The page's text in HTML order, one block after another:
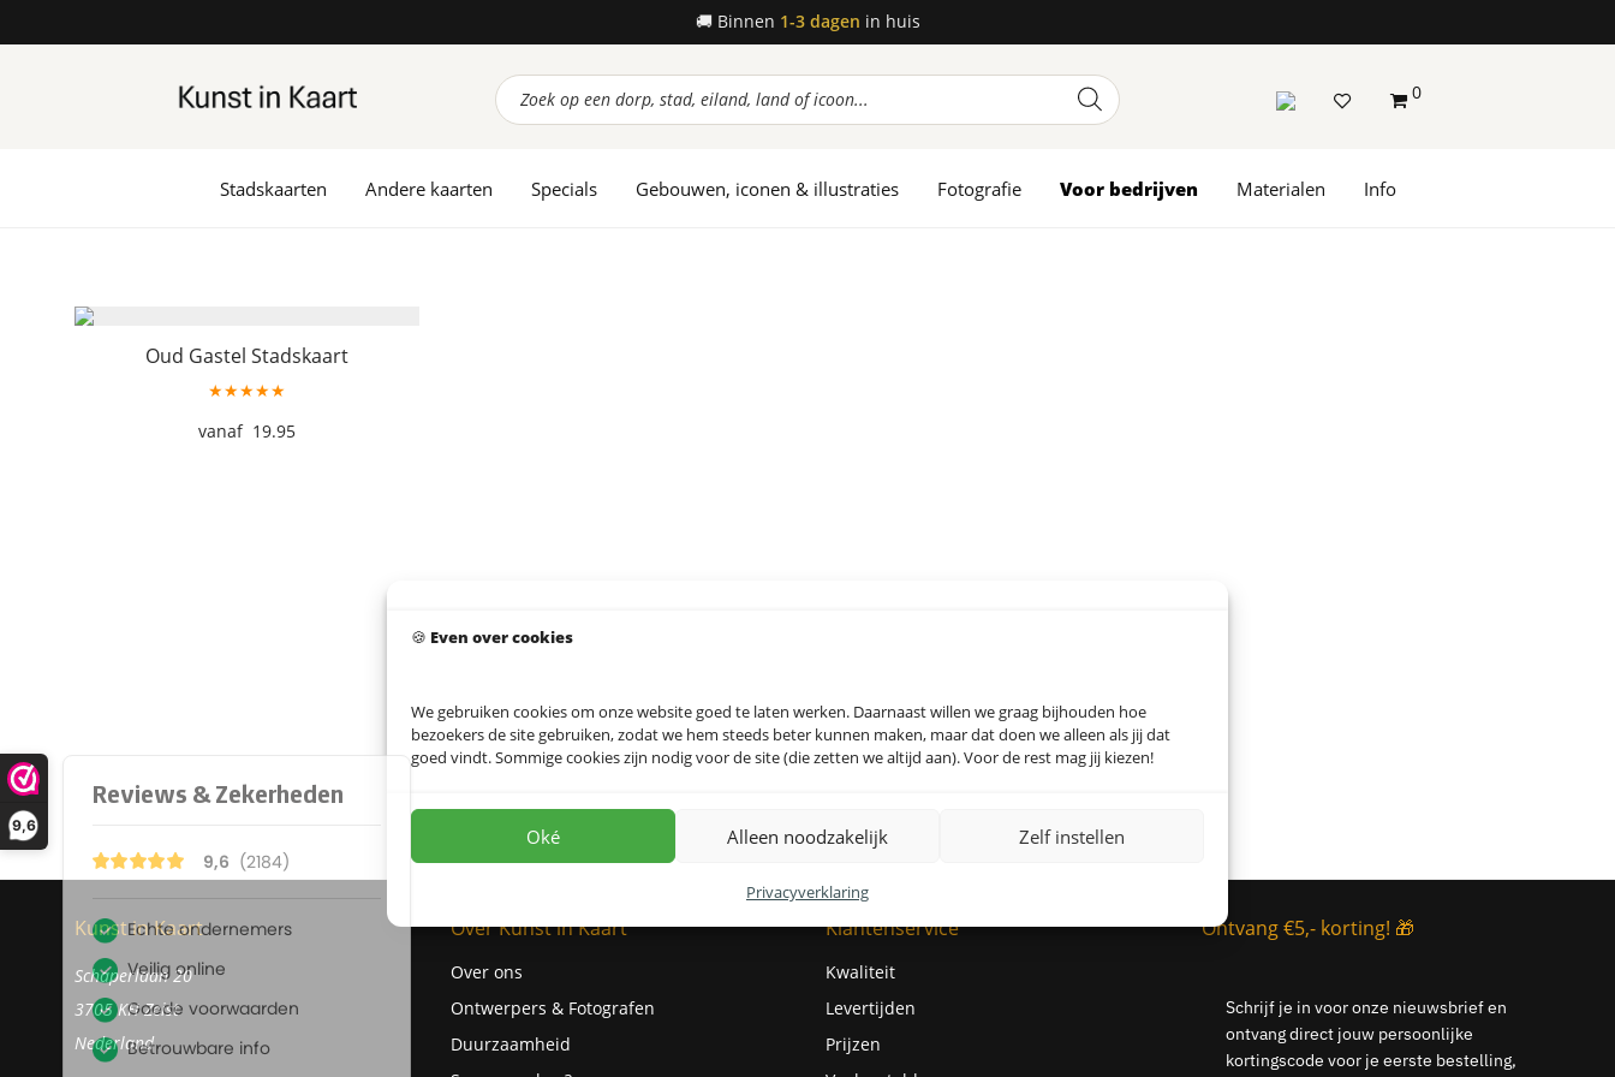
9,6
🍪 Even over cookies
We gebruiken cookies om onze website goed te laten werken. Daarnaast willen we graag bijhouden hoe
bezoekers de site gebruiken, zodat we hem steeds beter kunnen maken, maar dat doen we alleen als jij dat
goed vindt. Sommige cookies zijn nodig voor de site (die zetten we altijd aan). Voor de rest mag jij kiezen!
Oké Alleen noodzakelijk Zelf instellen
Privacyverklaring
🚚 Binnen 1-3 dagen in huis
Producten
zoeken
Stadskaarten Andere kaarten Specials Gebouwen, iconen & illustraties Fotografie Voor bedrijven Materialen Info
0
Oud Gastel Stadskaart
★★★★★
19.95
Kunst in Kaart
Schaperlaan 20
3705 KH Zeist
Nederland
Over Kunst in Kaart
Over ons
Ontwerpers & Fotografen
Duurzaamheid
Klantenservice
Kwaliteit
Levertijden
Prijzen
Ontvang €5,- korting! 🎁
Schrijf je in voor onze nieuwsbrief en
ontvang direct jouw persoonlijke
kortingscode voor je eerste bestelling,